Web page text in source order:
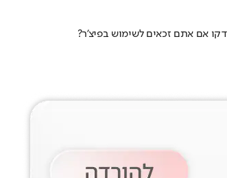
אם אתם זכאים לשימוש בפיצ'ר?